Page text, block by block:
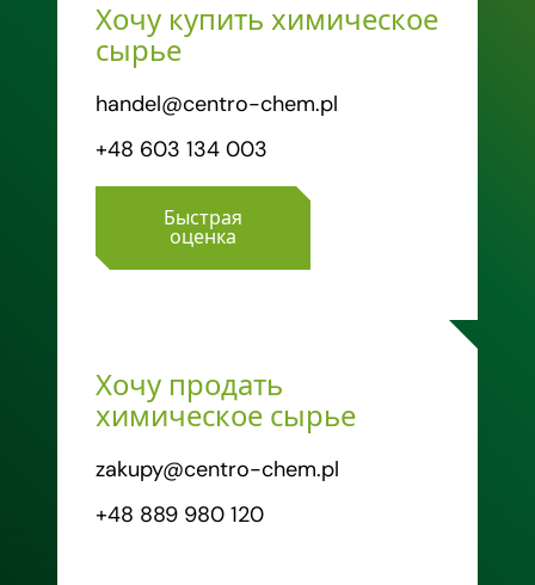
Хочу купить химическое
сырье
handel@centro-chem.pl
+48 603 134 003
Быстрая
оценка
Хочу продать
химическое сырье
zakupy@centro-chem.pl
+48 889 980 120